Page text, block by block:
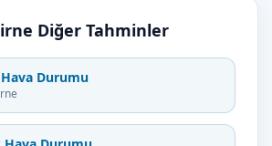
Diğer Tahminler
Durumu